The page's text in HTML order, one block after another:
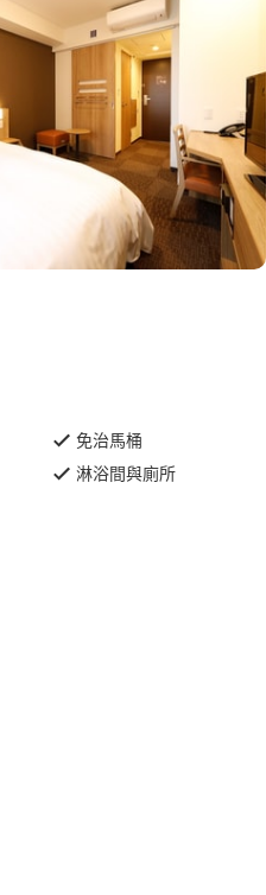
免治馬桶
淋浴間與廁所